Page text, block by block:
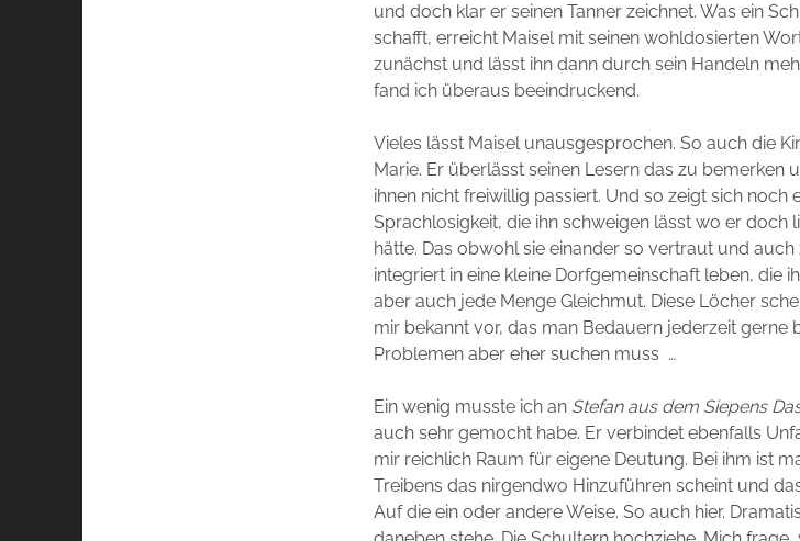
und doch klar er seinen Tanner zeichnet. Was ein
schafft, erreicht Maisel mit seinen wohldosierten
zunächst und lässt ihn dann durch sein Handeln
fand ich überaus beeindruckend.
Vieles lässt Maisel unausgesprochen. So auch die
Marie. Er überlässt seinen Lesern das zu bemerken
ihnen nicht freiwillig passiert. Und so zeigt sich noch
Sprachlosigkeit, die ihn schweigen lässt wo er doch
hätte. Das obwohl sie einander so vertraut und
integriert in eine kleine Dorfgemeinschaft leben, die
aber auch jede Menge Gleichmut. Diese Löcher
mir bekannt vor, das man Bedauern jederzeit
Problemen aber eher suchen muss …
Ein wenig musste ich an Stefan aus dem Siepens
auch sehr gemocht habe. Er verbindet ebenfalls
mir reichlich Raum für eigene Deutung. Bei ihm ist
Treibens das nirgendwo Hinzuführen scheint und
Auf die ein oder andere Weise. So auch hier.